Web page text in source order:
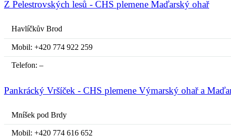
Z Pelestrovských lesů - CHS plemene Maďarský ohař
Havlíčkův Brod
Mobil: +420 774 922 259
Telefon: –
Pankrácký Vršíček - CHS plemene Výmarský ohař a
Mníšek pod Brdy
Mobil: +420 774 616 652